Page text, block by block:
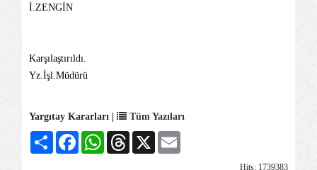
İ.ZENGİN
Karşılaştırıldı.
Yz.İşl.Müdürü
Yargıtay Kararları | Tüm Yazıları
Share FacebookWhatsAppThreads
X
Hits: 1739383